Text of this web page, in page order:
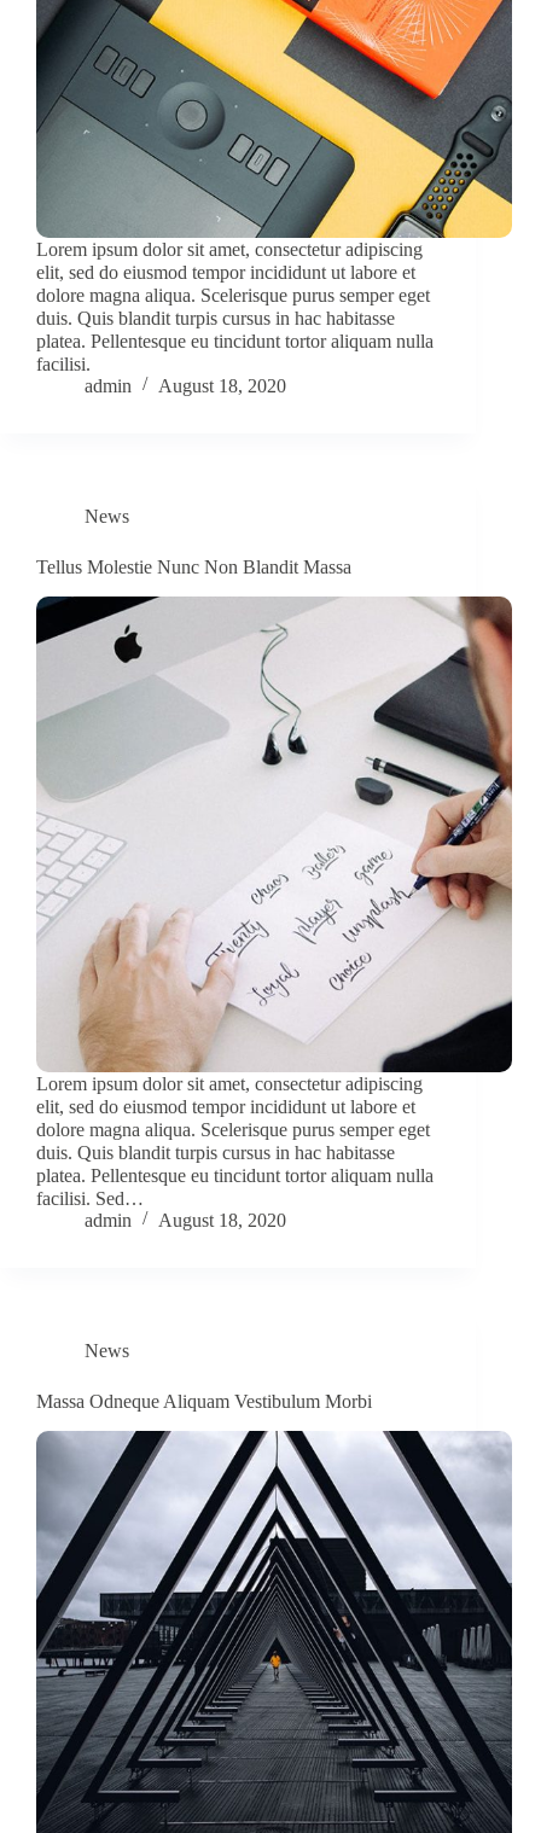
Lorem ipsum dolor sit amet, consectetur adipiscing
elit, sed do eiusmod tempor incididunt ut labore et
dolore magna aliqua. Scelerisque purus semper eget
duis. Quis blandit turpis cursus in hac habitasse
platea. Pellentesque eu tincidunt tortor aliquam nulla
facilisi.
admin
August 18, 2020
News
Tellus Molestie Nunc Non Blandit Massa
Lorem ipsum dolor sit amet, consectetur adipiscing
elit, sed do eiusmod tempor incididunt ut labore et
dolore magna aliqua. Scelerisque purus semper eget
duis. Quis blandit turpis cursus in hac habitasse
platea. Pellentesque eu tincidunt tortor aliquam nulla
facilisi. Sed…
admin
August 18, 2020
News
Massa Odneque Aliquam Vestibulum Morbi